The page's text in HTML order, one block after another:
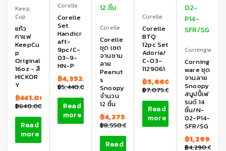
Keep
Cup
แก้ว
กาแฟ
KeepCu
p
Original
16oz - สี
HICKOR
Y
฿640.00
฿441.00
Read
more
Corelle
Corelle
Set
Handicr
aft-
9pc/C-
03-9-
HN-P
฿5,440.00
฿4,352.00
Read
more
Corelle
Corelle
ชุด เซต
จานชาม
ลาย
Peanut
s
Snoopy
จำนวน
12 ชิ้น
฿8,550.00
฿4,275.00
Read
Corelle
Corelle
BTQ
12pc Set
Adoria/
C-03-
1129061
฿7,075.00
฿5,660.00
Read
more
Corningware
Corning
ware ชุด
จานลาย
Snoopy
สนูปปี้เฟ
รนด์ 14
ชิ้น/N-
02-P14-
SFR/SG
฿4,290.00
฿1,299.00